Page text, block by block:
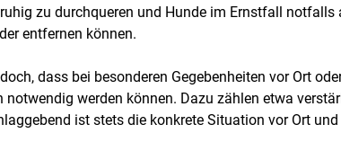
zu durchqueren und Hunde im Ernstfall
entfernen können.
dass bei besonderen Gegebenheiten vor Ort
werden können. Dazu zählen etwa
ist stets die konkrete Situation vor Ort